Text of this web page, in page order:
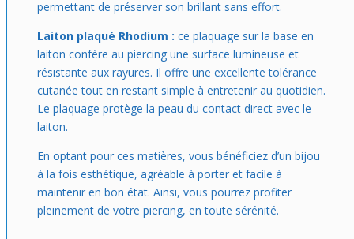
permettant de préserver son brillant sans effort.
Laiton plaqué Rhodium : ce plaquage sur la base en
laiton confère au piercing une surface lumineuse et
résistante aux rayures. Il offre une excellente tolérance
cutanée tout en restant simple à entretenir au quotidien.
Le plaquage protège la peau du contact direct avec le
laiton.
En optant pour ces matières, vous bénéficiez d’un bijou
à la fois esthétique, agréable à porter et facile à
maintenir en bon état. Ainsi, vous pourrez profiter
pleinement de votre piercing, en toute sérénité.